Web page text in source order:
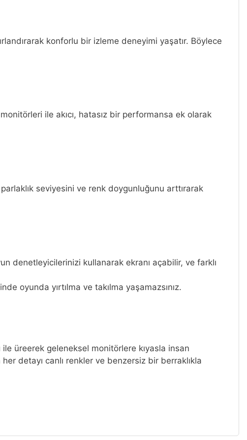
konforlu bir izleme deneyimi yaşatır. Böylece
ile akıcı, hatasız bir performansa ek olarak
seviyesini ve renk doygunluğunu arttırarak
denetleyicilerinizi kullanarak ekranı açabilir, ve farklı
oyunda yırtılma ve takılma yaşamazsınız.
üreerek geleneksel monitörlere kıyasla insan
detayı canlı renkler ve benzersiz bir berraklıkla